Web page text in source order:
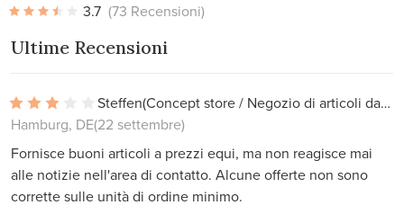
3.7 (73 Recensioni)
Ultime Recensioni
Steffen
(Concept store / Negozio di articoli da regalo)
Hamburg, DE(22 settembre)
Fornisce buoni articoli a prezzi equi, ma non reagisce mai
alle notizie nell'area di contatto. Alcune offerte non sono
corrette sulle unità di ordine minimo.